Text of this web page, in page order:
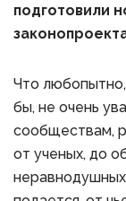
подготовили
Что
бы, не очень
сообществам,
от ученых, до
неравнодушных